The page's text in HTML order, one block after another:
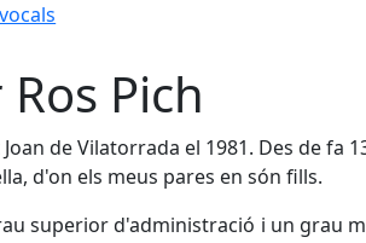
Pich
de Vilatorrada el 1981. Des de fa
d'on els meus pares en són fills.
superior d'administració i un grau